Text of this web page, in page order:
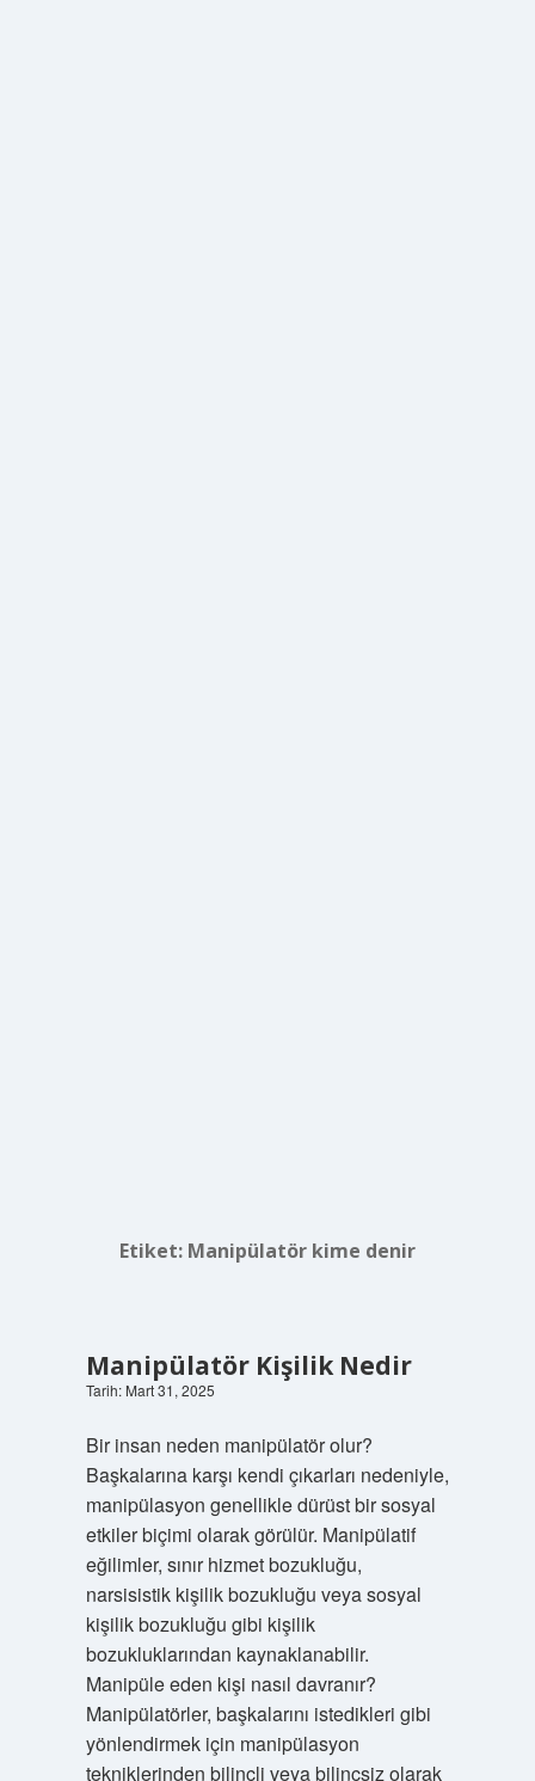
Etiket: Manipülatör kime denir
Manipülatör Kişilik Nedir
Tarih: Mart 31, 2025
Bir insan neden manipülatör olur?
Başkalarına karşı kendi çıkarları nedeniyle,
manipülasyon genellikle dürüst bir sosyal
etkiler biçimi olarak görülür. Manipülatif
eğilimler, sınır hizmet bozukluğu,
narsisistik kişilik bozukluğu veya sosyal
kişilik bozukluğu gibi kişilik
bozukluklarından kaynaklanabilir.
Manipüle eden kişi nasıl davranır?
Manipülatörler, başkalarını istedikleri gibi
yönlendirmek için manipülasyon
tekniklerinden bilinçli veya bilinçsiz olarak